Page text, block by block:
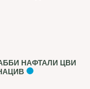
НАФТАЛИ ЦВИ